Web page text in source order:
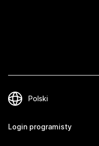
Login programisty